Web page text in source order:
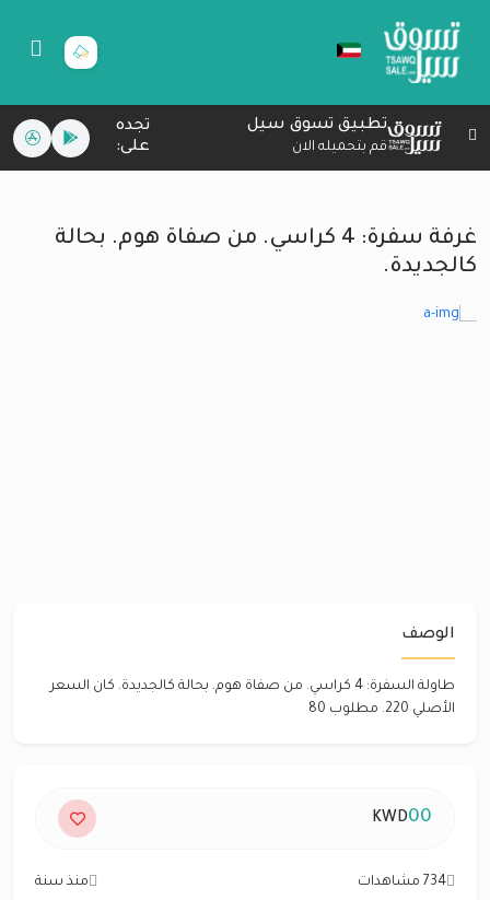
تطبيق تسوق سيل
قم بتحميله الان
تجده
على:
غرفة سفرة: 4 كراسي. من صفاة هوم. بحالة
كالجديدة.
الوصف
طاولة السفرة: 4 كراسي. من صفاة هوم. بحالة كالجديدة. كان السعر
الأصلي 220. مطلوب 80
00
KWD
734 مشاهدات منذ سنة